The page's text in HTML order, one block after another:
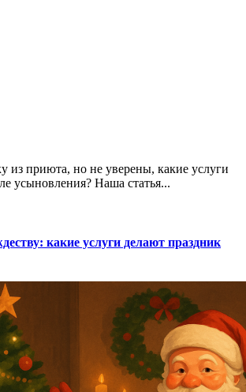
из приюта, но не уверены, какие услуги
усыновления? Наша статья...
какие услуги делают праздник